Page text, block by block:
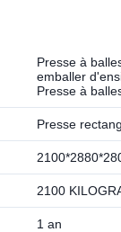
Presse à
emballer
Presse à
Presse
2100
1 an